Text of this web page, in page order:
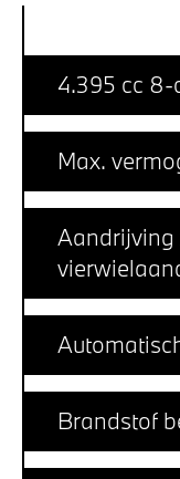
4.395 cc
Max.
Aandrijving
Brandstof